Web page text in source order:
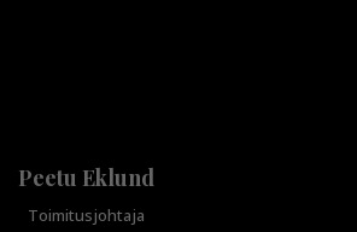
Peetu Eklund
Toimitusjohtaja